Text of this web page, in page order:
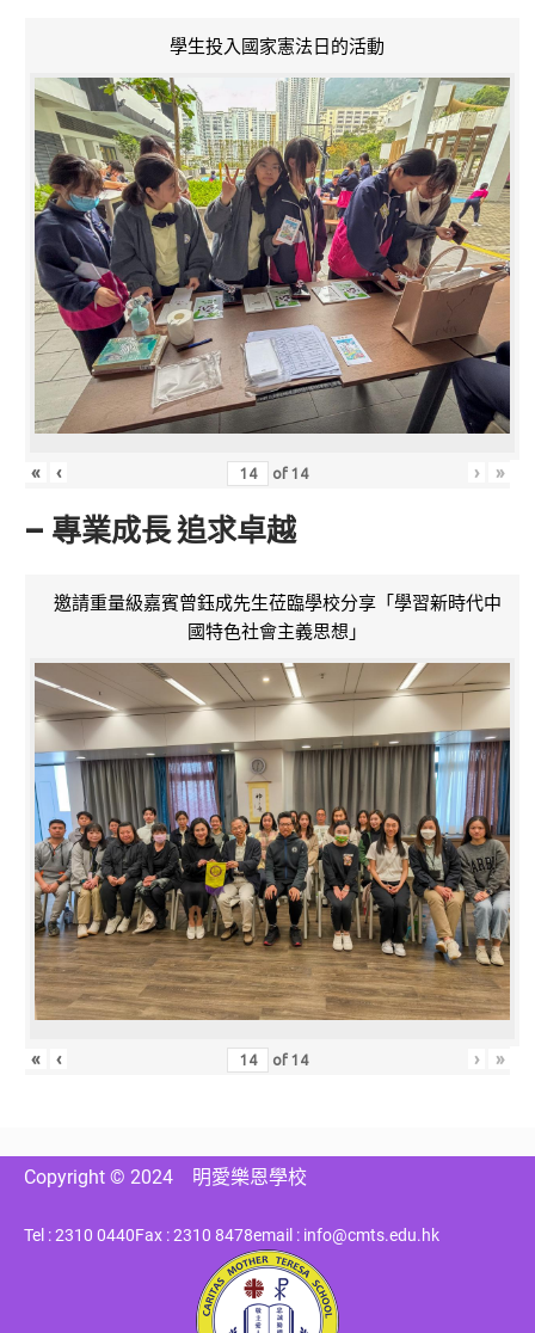
學生投入國家憲法日的活動
« ‹ of 14 › »
– 專業成長 追求卓越
邀請重量級嘉賓曾鈺成先生莅臨學校分享「學習新時代中
國特色社會主義思想」
« ‹ of 14 › »
Copyright © 2024 明愛樂恩學校
Tel : 2310 0440Fax : 2310 8478email : info@cmts.edu.hk